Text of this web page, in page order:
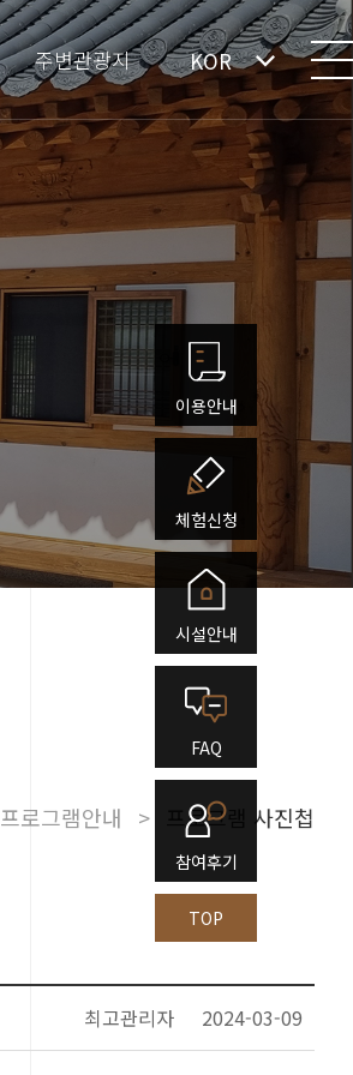
주변관광지 KOR
프로그램안내 > 프로그램 사진첩
최고관리자 2024-03-09
이용안내
체험신청
시설안내
FAQ
참여후기
TOP